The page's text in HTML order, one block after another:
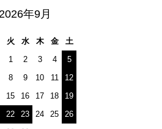
年9月
火 水 木 金
土
1
2 3 4
5
8 9 10 11
12
15 16 17 18
19
22 23 24 25
26